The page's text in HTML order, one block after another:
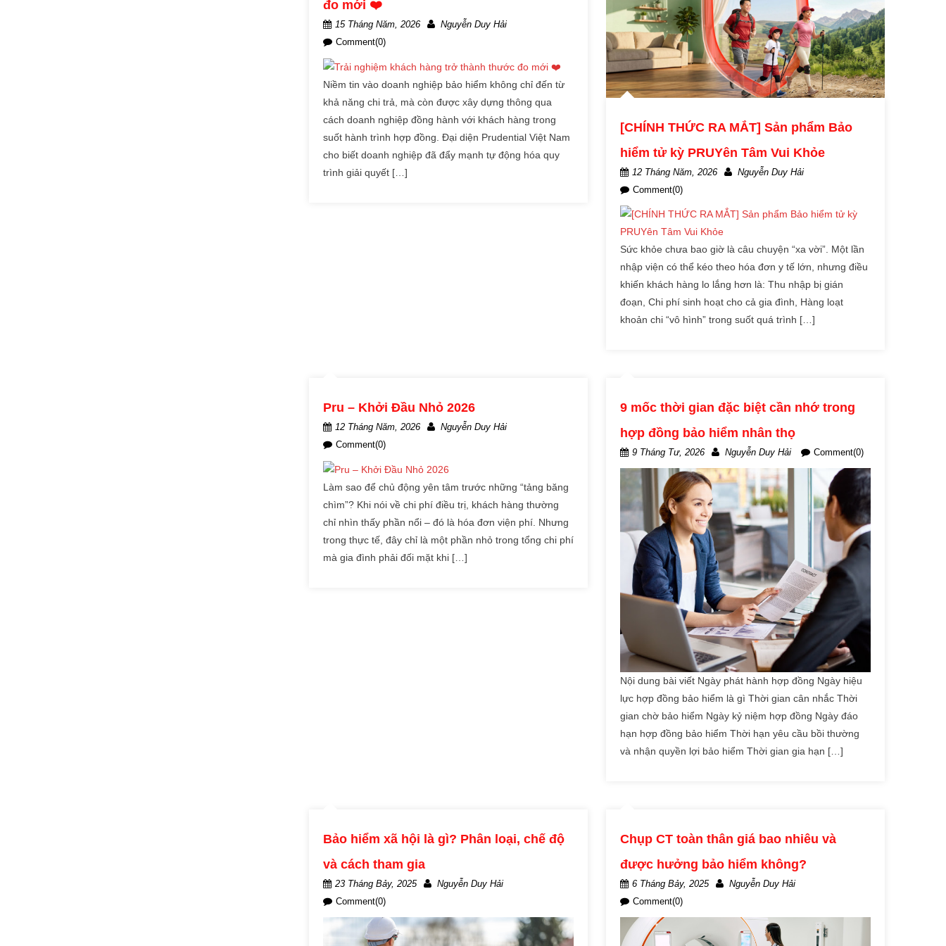
đo mới ❤️
15 Tháng Năm, 2026
Nguyễn Duy Hải
Comment(0)
Niềm tin vào doanh nghiệp bảo hiểm không chỉ đến từ
khả năng chi trả, mà còn được xây dựng thông qua
cách doanh nghiệp đồng hành với khách hàng trong
suốt hành trình hợp đồng. Đại diện Prudential Việt Nam
cho biết doanh nghiệp đã đẩy mạnh tự động hóa quy
trình giải quyết […]
[CHÍNH THỨC RA MẮT] Sản phẩm Bảo
hiểm tử kỳ PRUYên Tâm Vui Khỏe
12 Tháng Năm, 2026
Nguyễn Duy Hải
Comment(0)
Sức khỏe chưa bao giờ là câu chuyện “xa vời”. Một lần
nhập viện có thể kéo theo hóa đơn y tế lớn, nhưng điều
khiến khách hàng lo lắng hơn là: Thu nhập bị gián
đoạn, Chi phí sinh hoạt cho cả gia đình, Hàng loạt
khoản chi “vô hình” trong suốt quá trình […]
Pru – Khởi Đầu Nhỏ 2026
12 Tháng Năm, 2026
Nguyễn Duy Hải
Comment(0)
Làm sao để chủ động yên tâm trước những “tảng băng
chìm”? Khi nói về chi phí điều trị, khách hàng thường
chỉ nhìn thấy phần nổi – đó là hóa đơn viện phí. Nhưng
trong thực tế, đây chỉ là một phần nhỏ trong tổng chi phí
mà gia đình phải đối mặt khi […]
9 mốc thời gian đặc biệt cần nhớ trong
hợp đồng bảo hiểm nhân thọ
9 Tháng Tư, 2026 Nguyễn Duy Hải Comment(0)
Nội dung bài viết Ngày phát hành hợp đồng Ngày hiệu
lực hợp đồng bảo hiểm là gì Thời gian cân nhắc Thời
gian chờ bảo hiểm Ngày kỷ niệm hợp đồng Ngày đáo
hạn hợp đồng bảo hiểm Thời hạn yêu cầu bồi thường
và nhận quyền lợi bảo hiểm Thời gian gia hạn […]
Bảo hiểm xã hội là gì? Phân loại, chế độ
và cách tham gia
23 Tháng Bảy, 2025
Nguyễn Duy Hải
Comment(0)
Chụp CT toàn thân giá bao nhiêu và
được hưởng bảo hiểm không?
6 Tháng Bảy, 2025
Nguyễn Duy Hải
Comment(0)